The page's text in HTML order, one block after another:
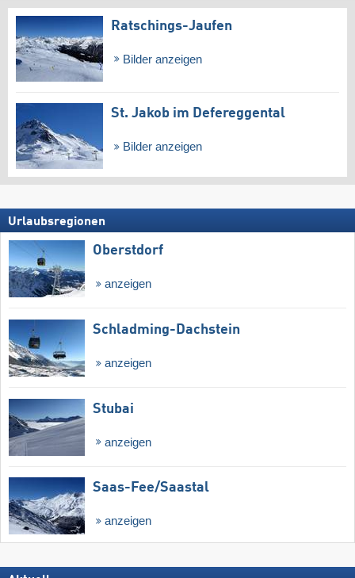
Ratschings-Jaufen
Bilder anzeigen
St. Jakob im Defereggental
Bilder anzeigen
Urlaubsregionen
Oberstdorf
anzeigen
Schladming-Dachstein
anzeigen
Stubai
anzeigen
Saas-Fee/​Saastal
anzeigen